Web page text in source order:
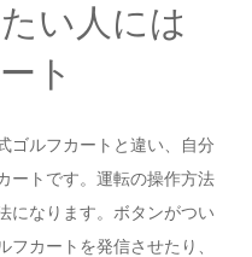
い人には
ト
ゴルフカートと違い、自分
ートです。運転の操作方法
になります。ボタンがつい
カートを発信させたり、